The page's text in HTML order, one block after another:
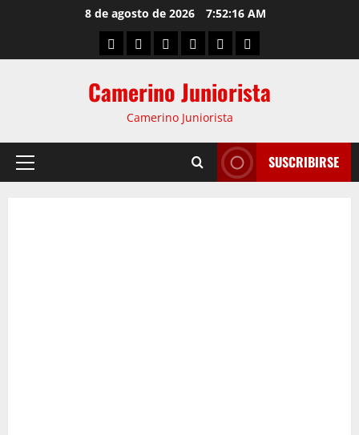
8 de agosto de 2026 7:52:17 AM
Camerino Juniorista
Camerino Juniorista
SUSCRIBIRSE